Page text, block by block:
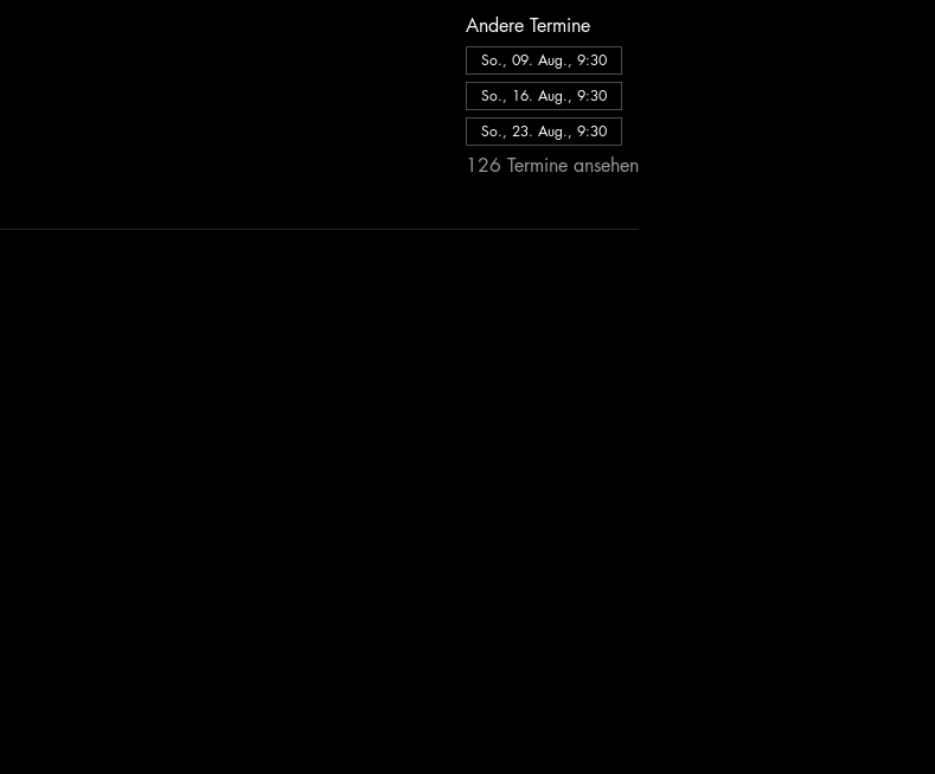
Andere Termine
So., 09. Aug., 9:30
So., 16. Aug., 9:30
So., 23. Aug., 9:30
126 Termine ansehen